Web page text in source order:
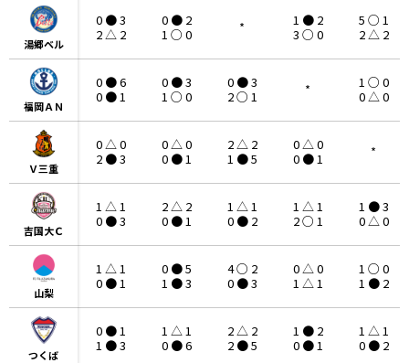
湯郷ベル
0 ● 3
2 △ 2
0 ● 2
1 ○ 0
*
1 ● 2
3 ○ 0
5 ○ 1
2 △ 2
福岡ＡＮ
0 ● 6
0 ● 1
0 ● 3
1 ○ 0
0 ● 3
2 ○ 1
*
1 ○ 0
0 △ 0
Ｖ三重
0 △ 0
2 ● 3
0 △ 0
0 ● 1
2 △ 2
1 ● 5
0 △ 0
0 ● 1
*
吉国大Ｃ
1 △ 1
0 ● 3
2 △ 2
0 ● 1
1 △ 1
0 ● 2
1 △ 1
2 ○ 1
1 ● 3
0 △ 0
山梨
1 △ 1
0 ● 1
0 ● 5
1 ● 3
4 ○ 2
0 ● 3
0 △ 0
1 △ 1
1 ○ 0
1 ● 2
つくば
0 ● 1
1 ● 3
1 △ 1
0 ● 6
2 △ 2
2 ● 5
1 ● 2
0 ● 1
1 △ 1
0 ● 2
湯郷ベル
福岡ＡＮ
Ｖ三重
吉国大Ｃ
山梨
つくば